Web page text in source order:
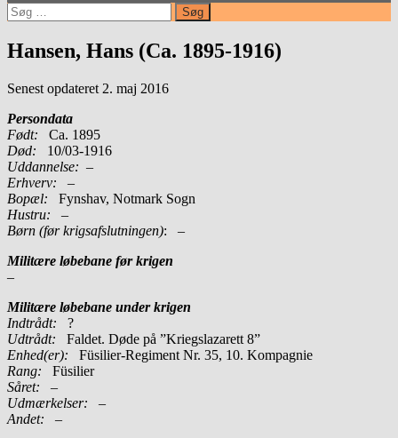
Søg
efter:
Hansen, Hans (Ca. 1895-1916)
Senest opdateret 2. maj 2016
Persondata
Født: Ca. 1895
Død: 10/03-1916
Uddannelse: –
Erhverv: –
Bopæl: Fynshav, Notmark Sogn
Hustru: –
Børn (før krigsafslutningen): –
Militære løbebane før krigen
–
Militære løbebane under krigen
Indtrådt: ?
Udtrådt: Faldet. Døde på ”Kriegslazarett 8”
Enhed(er):
Füsilier-Regiment Nr. 35, 10. Kompagnie
Rang:
Füsilier
Såret: –
Udmærkelser: –
Andet: –